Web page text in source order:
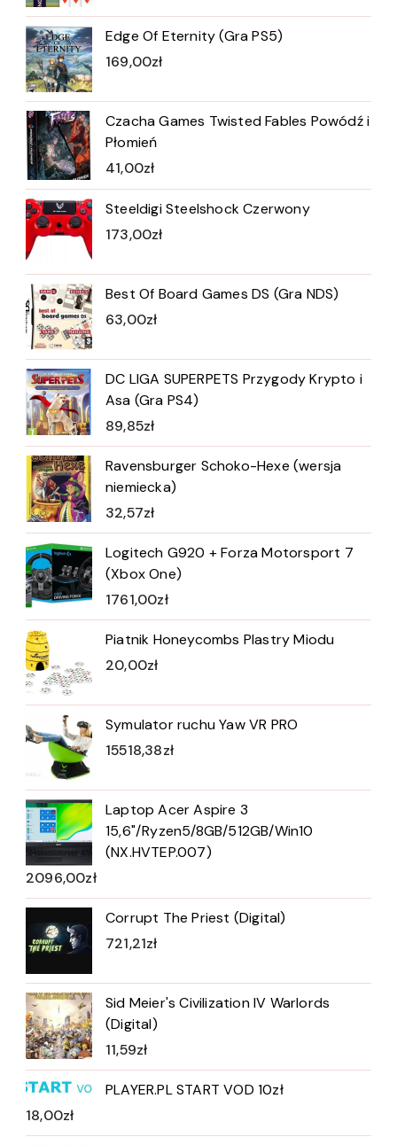
Edge Of Eternity (Gra PS5)
169,00zł
Czacha Games Twisted Fables Powódź i
Płomień
41,00zł
Steeldigi Steelshock Czerwony
173,00zł
Best Of Board Games DS (Gra NDS)
63,00zł
DC LIGA SUPERPETS Przygody Krypto i
Asa (Gra PS4)
89,85zł
Ravensburger Schoko-Hexe (wersja
niemiecka)
32,57zł
Logitech G920 + Forza Motorsport 7
(Xbox One)
1761,00zł
Piatnik Honeycombs Plastry Miodu
20,00zł
Symulator ruchu Yaw VR PRO
15518,38zł
Laptop Acer Aspire 3
15,6"/Ryzen5/8GB/512GB/Win10
(NX.HVTEP.007)
2096,00zł
Corrupt The Priest (Digital)
721,21zł
Sid Meier's Civilization IV Warlords
(Digital)
11,59zł
PLAYER.PL START VOD 10zł
18,00zł